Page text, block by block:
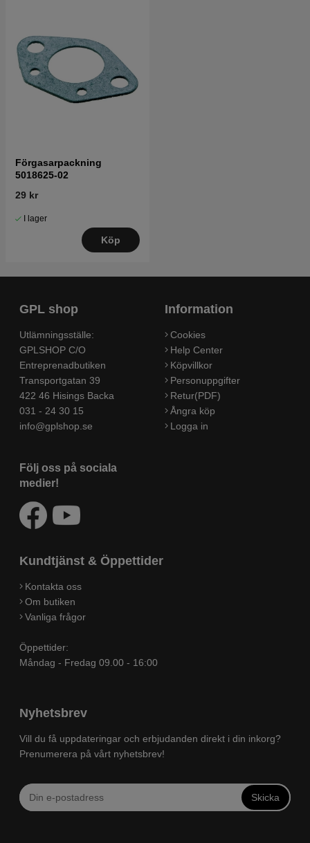
Förgasarpackning
5018625-02
29 kr
I lager
Köp
GPL shop
Utlämningsställe:
GPLSHOP C/O
Entreprenadbutiken
Transportgatan 39
422 46 Hisings Backa
031 - 24 30 15
info@gplshop.se
Följ oss på sociala
medier!
Information
Cookies
Help Center
Köpvillkor
Personuppgifter
Retur(PDF)
Ångra köp
Logga in
Kundtjänst & Öppettider
Kontakta oss
Om butiken
Vanliga frågor
Öppettider:
Måndag - Fredag 09.00 - 16:00
Nyhetsbrev
Vill du få uppdateringar och erbjudanden direkt i din inkorg?
Prenumerera på vårt nyhetsbrev!
Skicka